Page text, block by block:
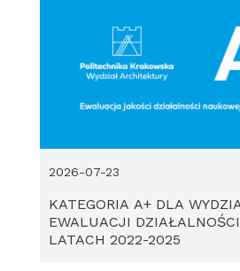
KATEGORIA A+ DLA
EWALUACJI
LATACH 2022-2025
2026-07-23